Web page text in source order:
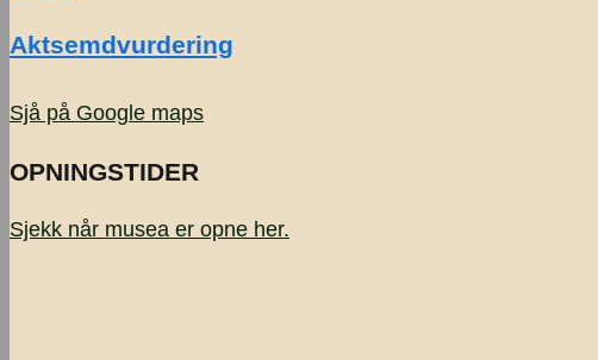
Aktsemdvurdering
Sjå på Google maps
OPNINGSTIDER
Sjekk når musea er opne her.